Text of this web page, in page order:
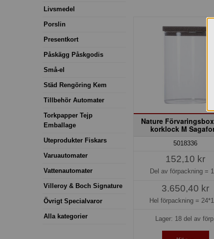
Livsmedel
Porslin
Presentkort
Påskägg Påskgodis
Små-el
Städ Rengöring Kem
Tillbehör Automater
Torkpapper Tejp
Emballage
Uteprodukter Fiskars
Varuautomater
Vattenautomater
Villeroy & Boch Signature
Övrigt Specialvaror
Alla kategorier
Nature
korklock M
5018336
152,10 kr
Del av förpackning =
3.650,40 kr
Hel förpackning =
Lager: 18 del av förp.